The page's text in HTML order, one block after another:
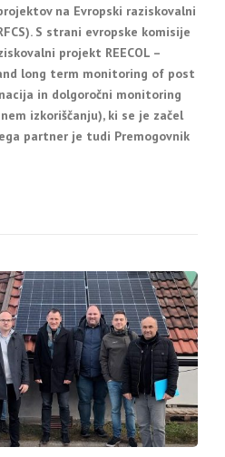
na Evropski raziskovalni
S strani evropske komisije
projekt REECOL –
long term monitoring of post
in dolgoročni monitoring
izkoriščanju), ki se je začel
partner je tudi Premogovnik